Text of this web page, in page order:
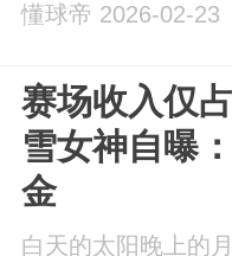
懂球帝 2026-02-23
赛场收入仅
雪女神自曝
金
白天的太阳晚上的